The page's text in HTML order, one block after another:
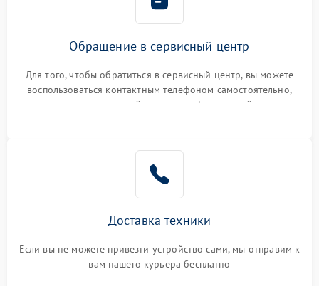
Обращение в сервисный центр
Для того, чтобы обратиться в сервисный центр, вы можете
воспользоваться контактным телефоном самостоятельно,
или оставить свой номер телефона на сайте
Доставка техники
Если вы не можете привезти устройство сами, мы отправим к
вам нашего курьера бесплатно